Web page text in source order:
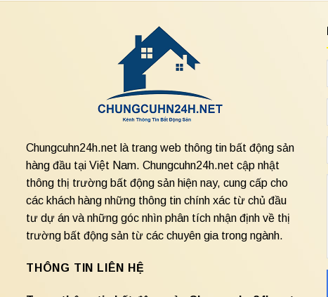
Chungcuhn24h.net là trang web thông tin bất động sản
hàng đầu tại Việt Nam. Chungcuhn24h.net cập nhật
thông thị trường bất động sản hiện nay, cung cấp cho
các khách hàng những thông tin chính xác từ chủ đầu
tư dự án và những góc nhìn phân tích nhận định về thị
trường bất động sản từ các chuyên gia trong ngành.
THÔNG TIN LIÊN HỆ